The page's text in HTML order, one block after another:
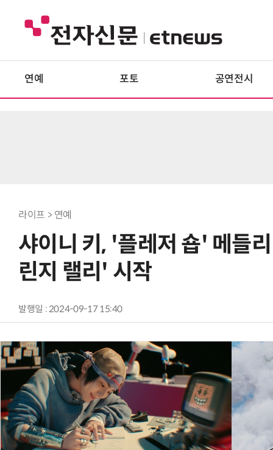
연예 포토 공연전시
라이프 > 연예
샤이니 키, '플레저 숍' 메들
린지 랠리' 시작
발행일 : 2024-09-17 15:40
AI × Design : UX 디자이너의 5가지 생존 전략과 실전 대응